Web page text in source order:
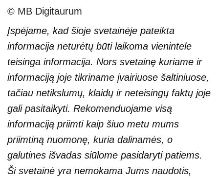
© MB Digitaurum
Įspėjame, kad šioje svetainėje pateikta
informacija neturėtų būti laikoma vienintele
teisinga informacija. Nors svetainę kuriame ir
informaciją joje tikriname įvairiuose šaltiniuose,
tačiau netikslumų, klaidų ir neteisingų faktų joje
gali pasitaikyti. Rekomenduojame visą
informaciją priimti kaip šiuo metu mums
priimtiną nuomonę, kuria dalinamės, o
galutines išvadas siūlome pasidaryti patiems.
Ši svetainė yra nemokama Jums naudotis,